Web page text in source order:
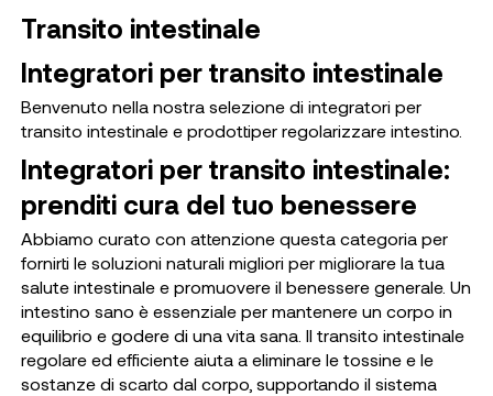
Transito intestinale
Integratori per transito intestinale
Benvenuto nella nostra selezione di integratori per
transito intestinale e prodottiper regolarizzare intestino.
Integratori per transito intestinale:
prenditi cura del tuo benessere
Abbiamo curato con attenzione questa categoria per
fornirti le soluzioni naturali migliori per migliorare la tua
salute intestinale e promuovere il benessere generale. Un
intestino sano è essenziale per mantenere un corpo in
equilibrio e godere di una vita sana. Il transito intestinale
regolare ed efficiente aiuta a eliminare le tossine e le
sostanze di scarto dal corpo, supportando il sistema